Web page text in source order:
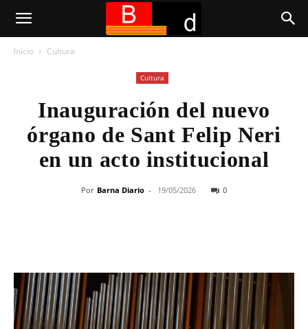
Inicio Cultura
Cultura
Inauguración del nuevo
órgano de Sant Felip Neri
en un acto institucional
Por Barna Diario - 19/05/2026 0